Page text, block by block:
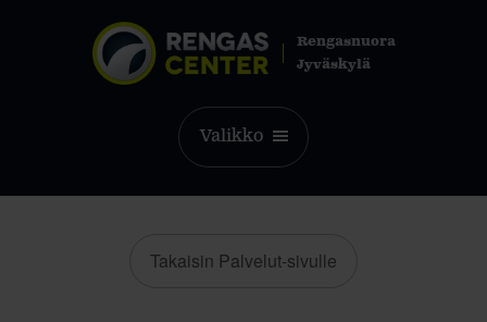
Rengasnuora
Jyväskylä
Valikko
Takaisin Palvelut-sivulle